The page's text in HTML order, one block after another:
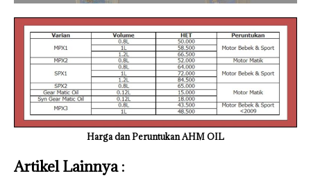
Harga dan Peruntukan AHM OIL
Artikel Lainnya :